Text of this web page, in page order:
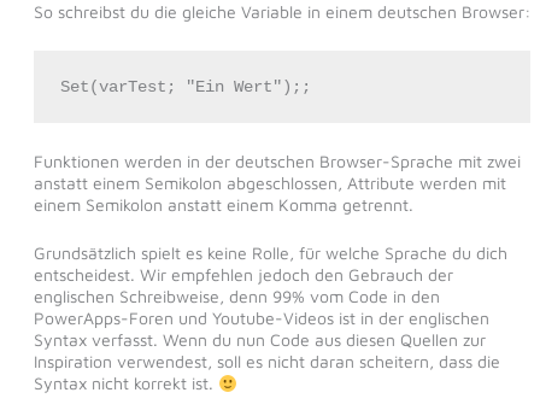
So schreibst du die gleiche Variable in einem deutschen Browser:
Set(varTest; "Ein Wert");;
Funktionen werden in der deutschen Browser-Sprache mit zwei
anstatt einem Semikolon abgeschlossen, Attribute werden mit
einem Semikolon anstatt einem Komma getrennt.
Grundsätzlich spielt es keine Rolle, für welche Sprache du dich
entscheidest. Wir empfehlen jedoch den Gebrauch der
englischen Schreibweise, denn 99% vom Code in den
PowerApps-Foren und Youtube-Videos ist in der englischen
Syntax verfasst. Wenn du nun Code aus diesen Quellen zur
Inspiration verwendest, soll es nicht daran scheitern, dass die
Syntax nicht korrekt ist.